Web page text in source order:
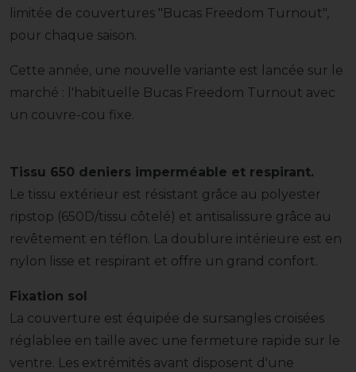
limitée de couvertures "Bucas Freedom Turnout",
pour chaque saison.
Cette année, une nouvelle variante est lancée sur le
marché : l'habituelle Bucas Freedom Turnout avec
un couvre-cou fixe.
Tissu 650 deniers imperméable et respirant.
Le tissu extérieur est résistant grâce au polyester
ripstop (650D/tissu côtelé) et antisalissure grâce au
revêtement en téflon. La doublure intérieure est en
nylon lisse et respirant et offre un grand confort.
Fixation sol
La couverture est équipée de sursangles croisées
réglablee en taille avec une fermeture rapide sur le
ventre. Les extrémités avant disposent d'une